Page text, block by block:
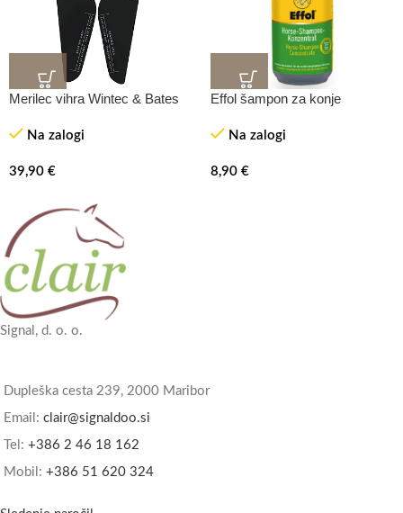
Merilec vihra Wintec & Bates
Na zalogi
39,90 €
Effol šampon za konje
Na zalogi
8,90 €
Signal, d. o. o.
Dupleška cesta 239, 2000 Maribor
Email: clair@signaldoo.si
Tel: +386 2 46 18 162
Mobil: +386 51 620 324